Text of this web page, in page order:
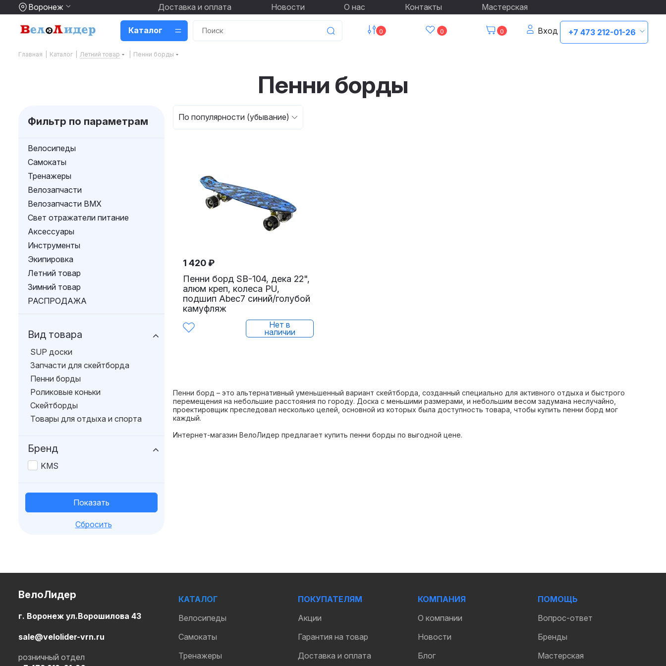
Воронеж Доставка и оплата Новости О нас Контакты Мастерская
Каталог +7 473 212-01-26
Вход
0 0 0
Главная Каталог Летний товар Пенни борды
Пенни борды
По популярности (убывание)
Пенни борд SB-104, дека 22",
алюм креп, колеса PU,
подшип Abeс7 синий/голубой
камуфляж
1 420₽
Нет в
наличии
Пенни борд – это альтернативный уменьшенный вариант скейтборда, созданный специально для активного отдыха и быстрого
перемещения на небольшие расстояния по городу. Доска с меньшими размерами, и небольшим весом задумана неслучайно,
проектировщик преследовал несколько целей, основной из которых была доступность товара, чтобы купить пенни борд мог
каждый.
Интернет-магазин ВелоЛидер предлагает купить пенни борды по выгодной цене.
Фильтр по параметрам
Велосипеды
Самокаты
Тренажеры
Велозапчасти
Велозапчасти BMX
Свет отражатели питание
Аксессуары
Инструменты
Экипировка
Летний товар
Зимний товар
РАСПРОДАЖА
Вид товара
SUP доски
Запчасти для скейтборда
Пенни борды
Роликовые коньки
Скейтборды
Товары для отдыха и спорта
Бренд
KMS
Сбросить
ВелоЛидер
г. Воронеж ул.Ворошилова 43
sale@velolider-vrn.ru
розничный отдел
КАТАЛОГ
Велосипеды
Самокаты
Тренажеры
ПОКУПАТЕЛЯМ
Акции
Гарантия на товар
Доставка и оплата
КОМПАНИЯ
О компании
Новости
Блог
ПОМОЩЬ
Вопрос-ответ
Бренды
Мастерская